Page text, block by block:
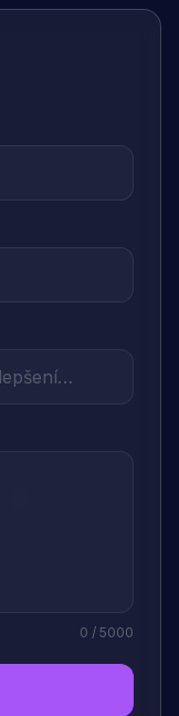
0 / 5000